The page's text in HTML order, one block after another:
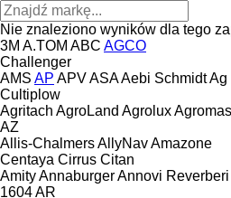
Nie znaleziono wyników dla tego
3M A.TOM ABC AGCO
Challenger
AMS AP APVASAAebi SchmidtAg
Cultiplow
Agritach AgroLand Agrolux
AZ
Allis-ChalmersAllyNavAmazone
Centaya Cirrus Citan
AmityAnnaburgerAnnovi Reverberi
1604AR